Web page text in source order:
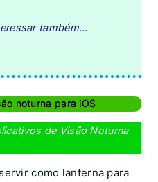
também…
noturna para iOS
de Visão Noturna
como lanterna para